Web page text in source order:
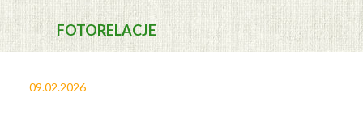
FOTORELACJE
09.02.2026